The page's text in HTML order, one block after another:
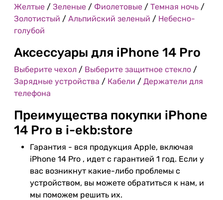
Желтые / Зеленые / Фиолетовые / Темная ночь /
Золотистый / Альпийский зеленый / Небесно-
голубой
Аксессуары для iPhone 14 Pro
Выберите чехол / Выберите защитное стекло /
Зарядные устройства / Кабели / Держатели для
телефона
Преимущества покупки iPhone
14 Pro в i-ekb:store
Гарантия - вся продукция Apple, включая
iPhone 14 Pro , идет с гарантией 1 год. Если у
вас возникнут какие-либо проблемы с
устройством, вы можете обратиться к нам, и
мы поможем решить их.